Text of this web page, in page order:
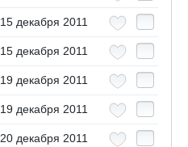
15 декабря 2011
15 декабря 2011
19 декабря 2011
19 декабря 2011
20 декабря 2011